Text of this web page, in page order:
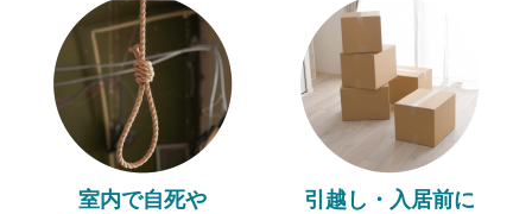
室内で自死や
引越し・入居前に